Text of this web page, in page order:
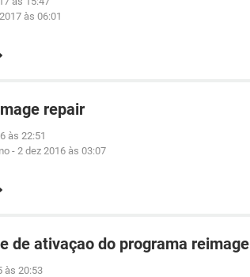
às 06:01
repair
às 22:51
- 2 dez 2016 às 03:07
de ativaçao do programa reimage
às 20:53